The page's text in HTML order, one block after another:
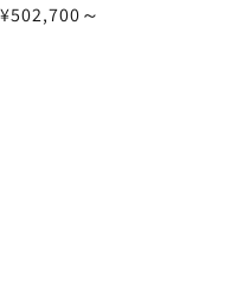
¥502,700～